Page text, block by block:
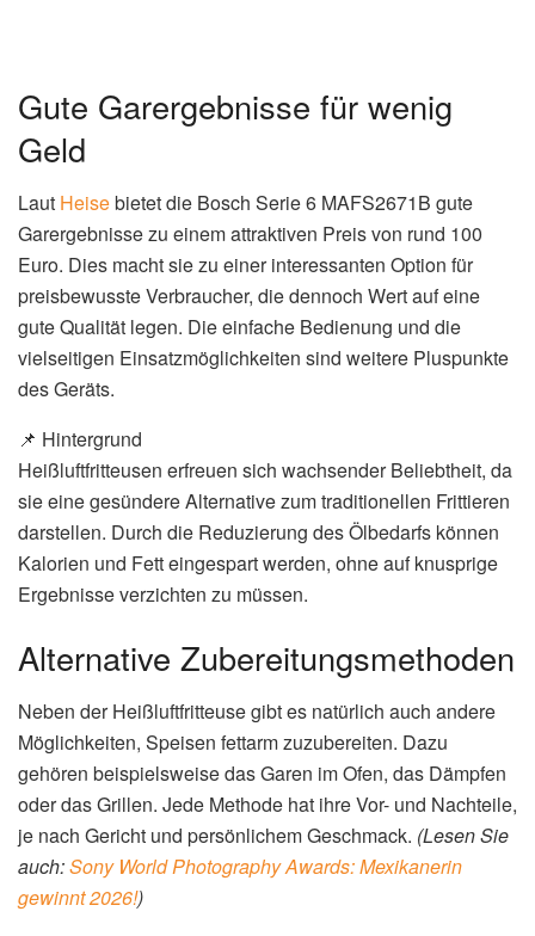
Gute Garergebnisse für wenig
Geld
Laut Heisebietet die Bosch Serie 6 MAFS2671B gute
Garergebnisse zu einem attraktiven Preis von rund 100
Euro. Dies macht sie zu einer interessanten Option für
preisbewusste Verbraucher, die dennoch Wert auf eine
gute Qualität legen. Die einfache Bedienung und die
vielseitigen Einsatzmöglichkeiten sind weitere Pluspunkte
des Geräts.
📌 Hintergrund
Heißluftfritteusen erfreuen sich wachsender Beliebtheit, da
sie eine gesündere Alternative zum traditionellen Frittieren
darstellen. Durch die Reduzierung des Ölbedarfs können
Kalorien und Fett eingespart werden, ohne auf knusprige
Ergebnisse verzichten zu müssen.
Alternative Zubereitungsmethoden
Neben der Heißluftfritteuse gibt es natürlich auch andere
Möglichkeiten, Speisen fettarm zuzubereiten. Dazu
gehören beispielsweise das Garen im Ofen, das Dämpfen
oder das Grillen. Jede Methode hat ihre Vor- und Nachteile,
je nach Gericht und persönlichem Geschmack. (Lesen Sie
auch:Sony World Photography Awards: Mexikanerin
gewinnt 2026!)